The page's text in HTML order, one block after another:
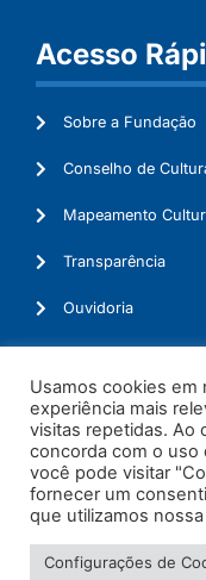
Acesso
Sobre a Fundação
Conselho de
Mapeamento
Transparência
Ouvidoria
© 2026.
Usamos cookies em
experiência mais
visitas repetidas. Ao
concorda com o uso
você pode visitar
fornecer um
que utilizamos nossa
Configurações de